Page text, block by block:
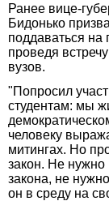
Ранее вице-
Бидонько
поддаваться на
проведя
вузов.
"Попросил
студентам: мы
человеку
митингах. Но
закон. Не
закона, не
он в среду на